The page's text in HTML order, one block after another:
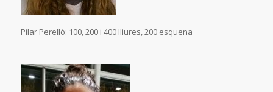
Pilar Perelló: 100, 200 i 400 lliures, 200 esquena